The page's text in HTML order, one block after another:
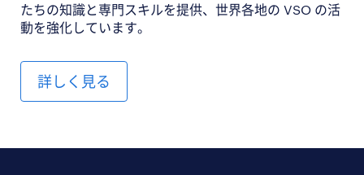
たちの知識と専門スキルを提供、世界各地の VSO の活
動を強化しています。
詳しく見る